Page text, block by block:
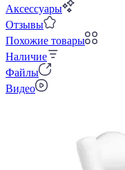
Аксессуары
Отзывы
Похожие товары
Наличие
Файлы
Видео